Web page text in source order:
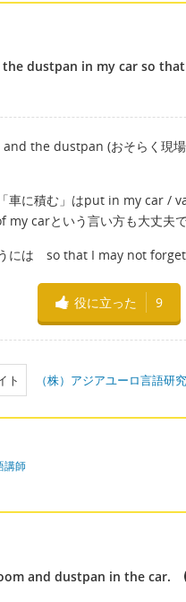
dustpan in my car so
the dustpan (おそらく現場
車に積む」はput in my car /
carという言い方も大丈夫で
うには so that I may not
役に立った 9
ト （株）アジアユーロ言語研
講師
and dustpan in the car.